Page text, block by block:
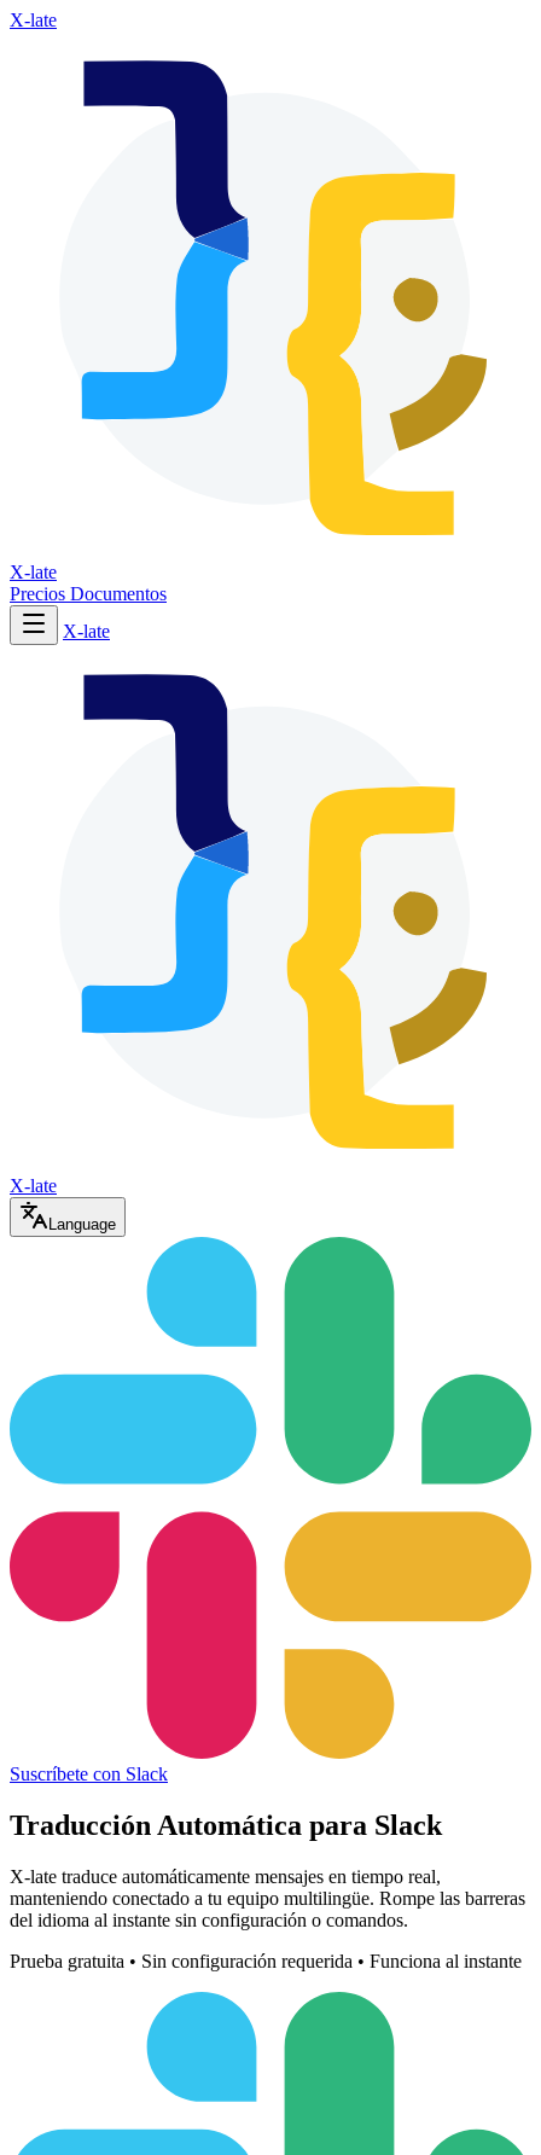
X-late
X-late
Precios Documentos
X-late
X-late
Language
Suscríbete con Slack
Traducción Automática para Slack
X-late traduce automáticamente mensajes en tiempo real,
manteniendo conectado a tu equipo multilingüe. Rompe las barreras
del idioma al instante sin configuración o comandos.
Prueba gratuita • Sin configuración requerida • Funciona al instante